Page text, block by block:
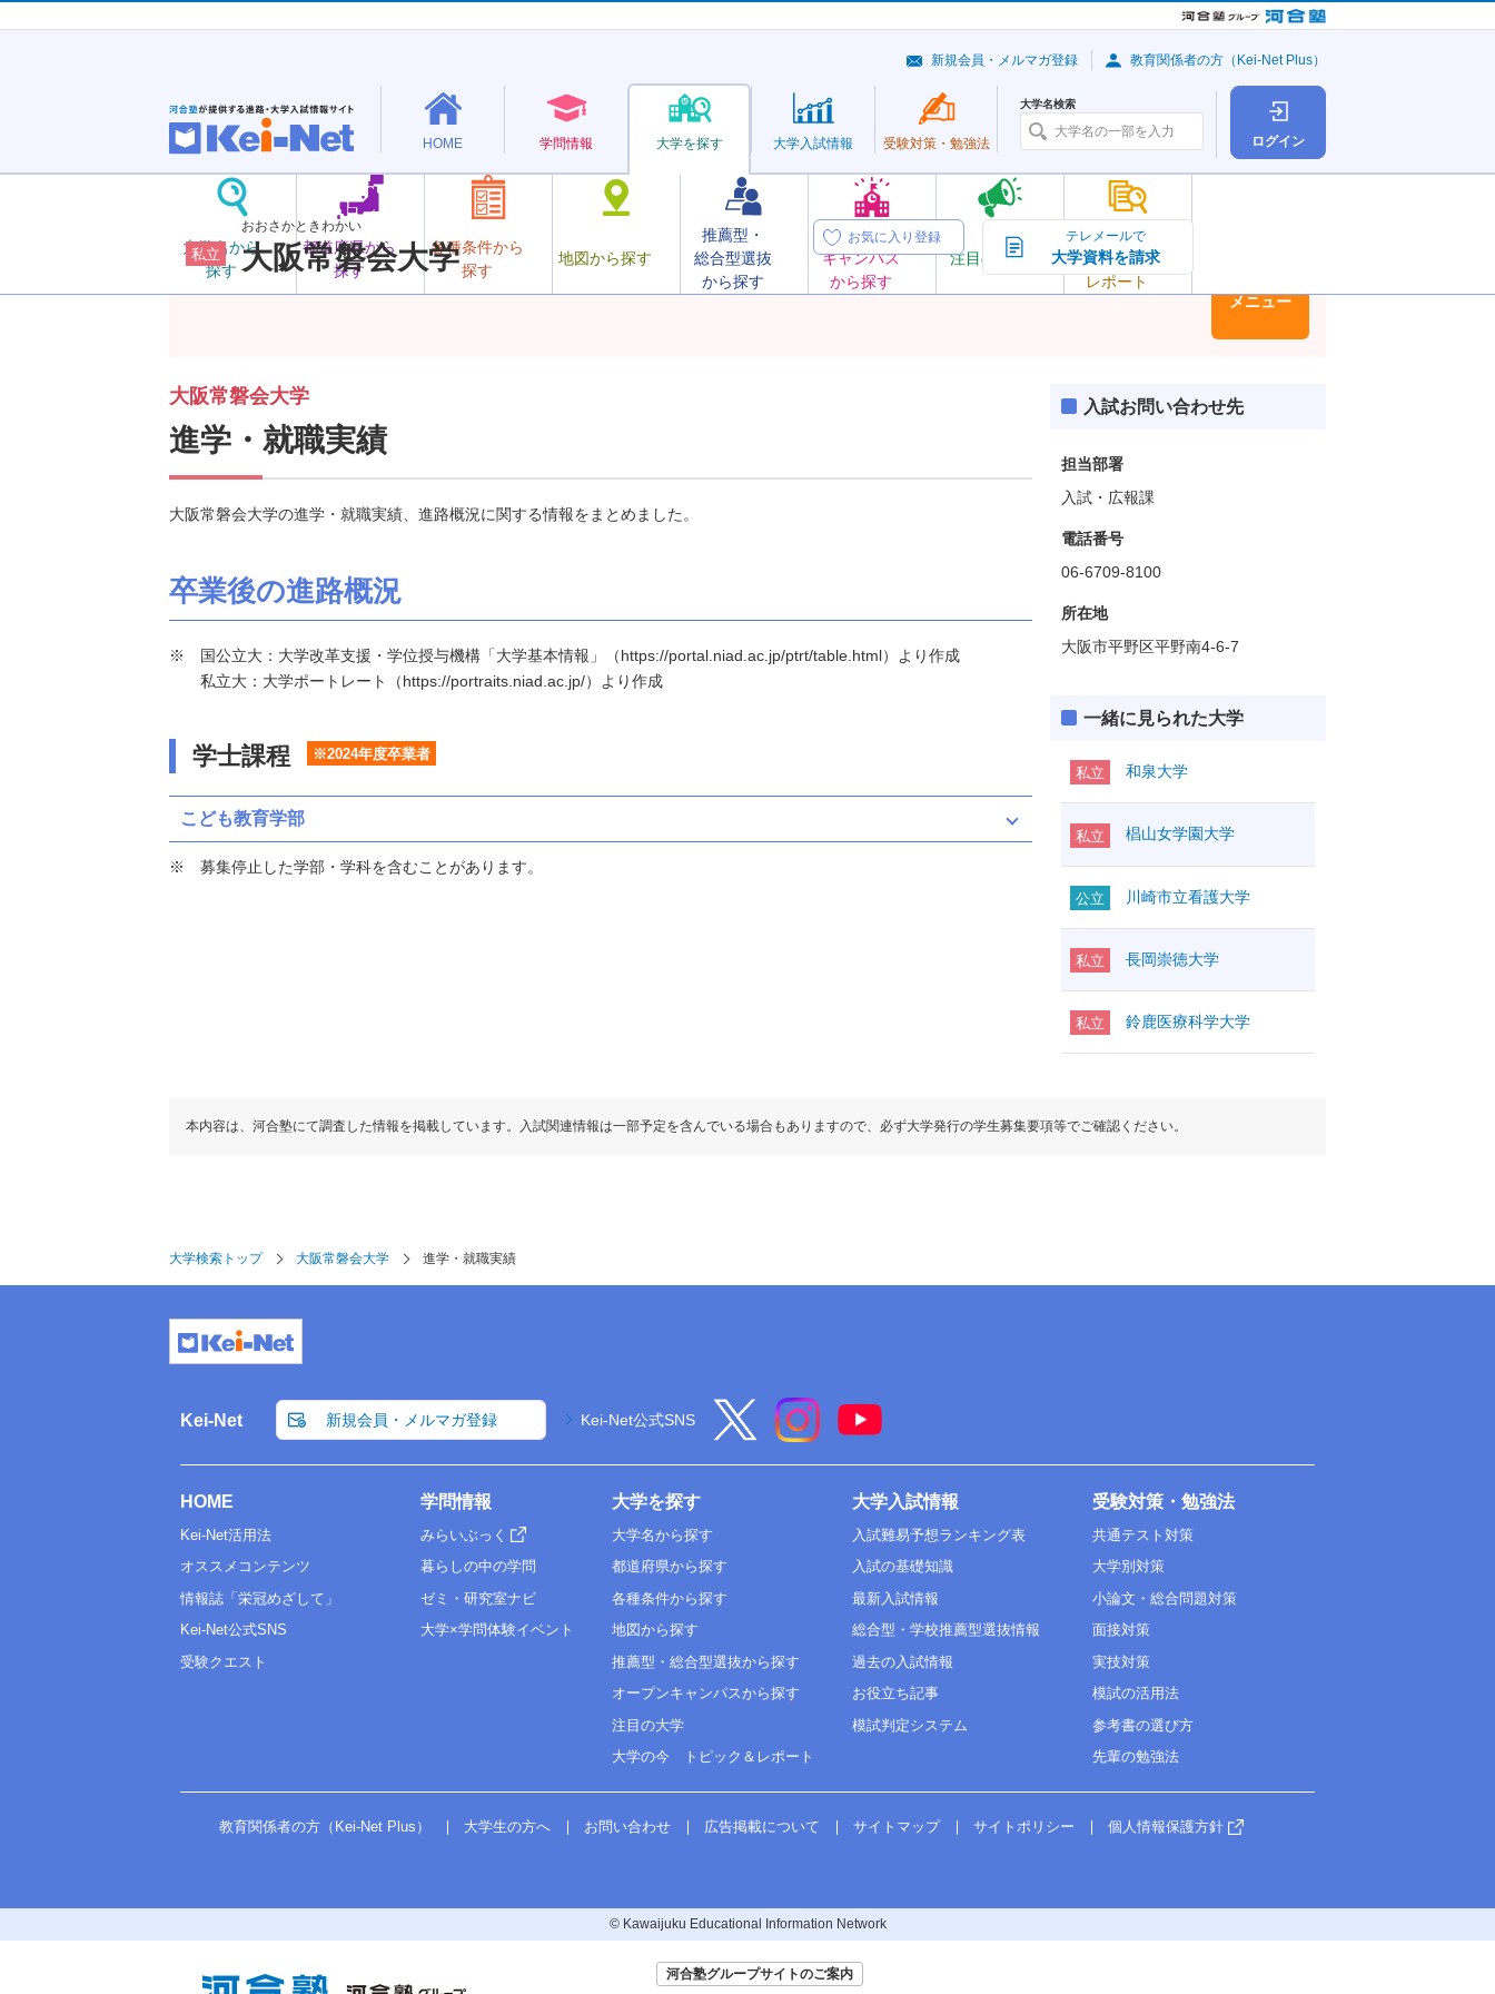
ログイン
HOME 学問情報 大学を探す
大学名から
探す
都道府県から
探す
各種条件から
探す
地図から探す
推薦型・
総合型選抜
から探す
オープン
キャンパス
から探す
注目の大学
大学の今
トピック＆
レポート
大学入試情報 受験対策・ 勉強法
大学名検索
新規会員・メルマガ登録 教育関係者の方（Kei-Net Plus）
私立
おおさかときわかい
大阪常磐会大学
お気に入り登録 テレメールで
大学資料を請求
メニュー
大阪常磐会大学
進学・就職実績
大阪常磐会大学の進学・就職実績、進路概況に関する情報をまとめました。
卒業後の進路概況
国公立大：大学改革支援・学位授与機構「大学基本情報」（https://portal.niad.ac.jp/ptrt/table.html）より作成
私立大：大学ポートレート（https://portraits.niad.ac.jp/）より作成
学士課程 ※2024年度卒業者
こども教育学部
募集停止した学部・学科を含むことがあります。
入試お問い合わせ先
担当部署
入試・広報課
電話番号
06-6709-8100
所在地
大阪市平野区平野南4-6-7
一緒に見られた大学
私立 和泉大学
私立 椙山女学園大学
公立 川崎市立看護大学
私立 長岡崇徳大学
私立 鈴鹿医療科学大学
本内容は、河合塾にて調査した情報を掲載しています。入試関連情報は一部予定を含んでいる場合もありますので、必ず大学発行の学生募集要項等でご確認ください。
大学検索トップ 大阪常磐会大学 進学・就職実績
Kei-Net 新規会員・メルマガ登録 Kei-Net公式SNS
HOME
Kei-Net活用法
オススメコンテンツ
情報誌「栄冠めざして」
Kei-Net公式SNS
受験クエスト
学問情報
みらいぶっく
暮らしの中の学問
ゼミ・研究室ナビ
大学×学問体験イベント
大学を探す
大学名から探す
都道府県から探す
各種条件から探す
地図から探す
推薦型・総合型選抜から探す
オープンキャンパスから探す
注目の大学
大学の今 トピック＆レポート
大学入試情報
入試難易予想ランキング表
入試の基礎知識
最新入試情報
総合型・学校推薦型選抜情報
過去の入試情報
お役立ち記事
模試判定システム
受験対策・勉強法
共通テスト対策
大学別対策
小論文・総合問題対策
面接対策
実技対策
模試の活用法
参考書の選び方
先輩の勉強法
教育関係者の方（Kei-Net Plus） 大学生の方へ お問い合わせ 広告掲載について サイトマップ サイトポリシー 個人情報保護方針
© Kawaijuku Educational Information Network
河合塾グループサイトのご案内